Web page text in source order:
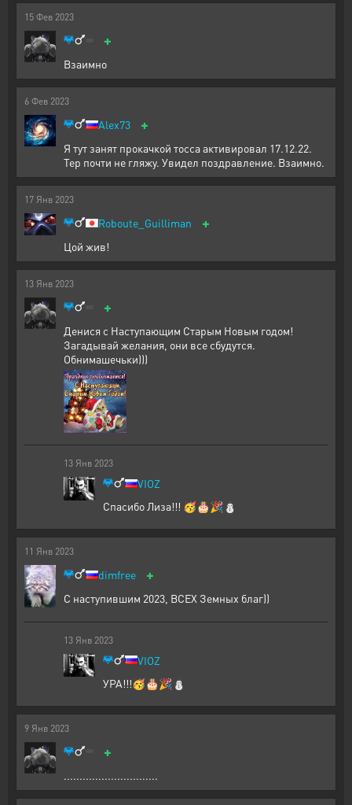
15 Фев 2023
+
Взаимно
6 Фев 2023
Alex73 +
Я тут занят прокачкой тосса активировал 17.12.22.
Тер почти не гляжу. Увидел поздравление. Взаимно.
17 Янв 2023
Roboute_Guilliman +
Цой жив!
13 Янв 2023
+
Денися с Наступающим Старым Новым годом!
Загадывай желания, они все сбудутся.
Обнимашечьки)))
13 Янв 2023
VIOZ
Спасибо Лиза!!! 🥳🎂🎉⛄
11 Янв 2023
dimfree +
С наступившим 2023, ВСЕХ Земных благ))
13 Янв 2023
VIOZ
УРА!!!🥳🎂🎉⛄
9 Янв 2023
+